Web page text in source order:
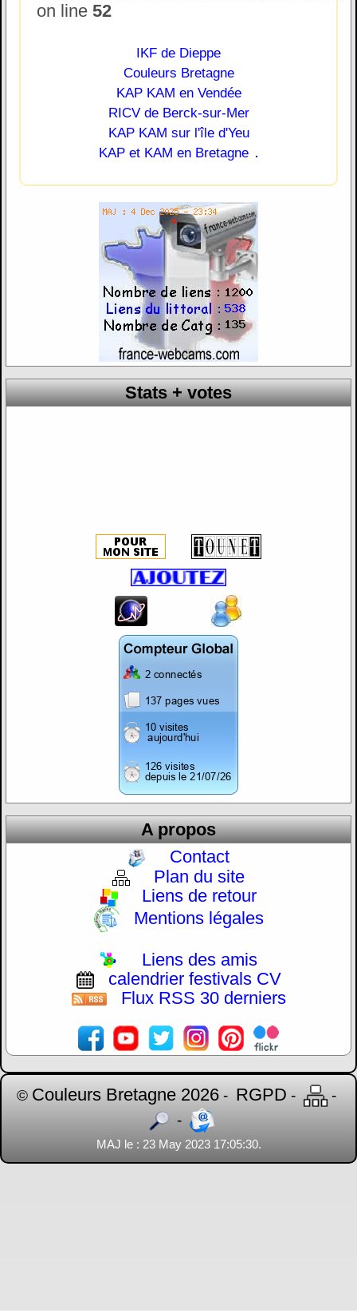
on line 52
IKF de Dieppe
Couleurs Bretagne
KAP KAM en Vendée
RICV de Berck-sur-Mer
KAP KAM sur l'île d'Yeu
KAP et KAM en Bretagne .
Stats + votes
A propos
Contact
Plan du site
Liens de retour
Mentions légales
Liens des amis
calendrier festivals CV
Flux RSS 30 derniers
© Couleurs Bretagne 2026 - RGPD -
-
-
MAJ le : 23 May 2023 17:05:30.